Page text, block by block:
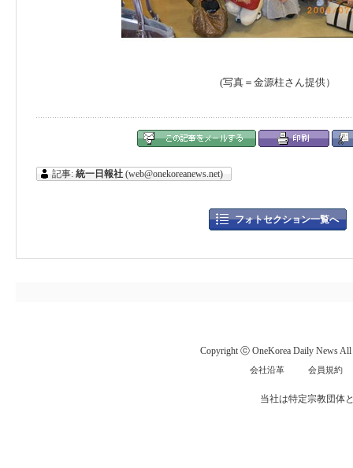
(写真＝金源柱さん提供）
記事: 統一日報社 (web@onekoreanews.net)
フォトセクション一覧へ
Copyright ⓒ OneKorea Daily News All
会社沿革 会員規約
当社は特定宗教団体